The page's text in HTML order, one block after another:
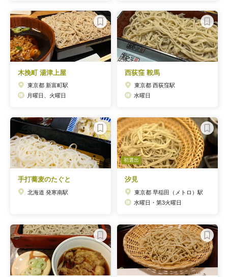
木挽町 湯津上屋
東京都 新富町駅
月曜日、火曜日
西荻窪 鞍馬
東京都 西荻窪駅
水曜日
手打蕎麦のたぐと
北海道 発寒南駅
初選出
汐見
東京都 早稲田（メトロ）駅
水曜日・第3火曜日